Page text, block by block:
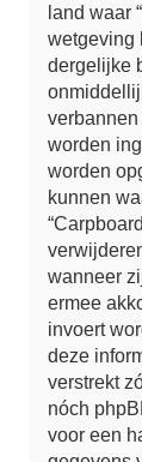
land waar
wetgeving
dergelijke
verbannen
worden
worden
kunnen
wanneer
ermee
invoert
deze
verstrekt
nóch
voor een